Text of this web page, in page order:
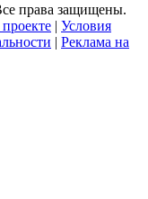
права защищены.
| Условия
| Реклама на